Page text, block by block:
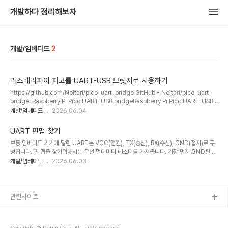
개발하다 정리해보자
개발/임베디드 2
라즈베리파이 피코를 UART-USB 브릿지로 사용하기
https://github.com/Noltari/pico-uart-bridge GitHub - Noltari/pico-uart-
bridge: Raspberry Pi Pico UART-USB bridgeRaspberry Pi Pico UART-USB
bridge. Contribute to Noltari/pico-uart-bridge development by creating
으로 USB 브릿지를 사용하는 것이 있다.근데 보통 전용 하드웨어를 구입해야 하는 경우가
있는데 가지고 있는 라즈베리파이피코가 있으면 위의 저장소의 펌웨어를 설치하면 USB브
릿지로 사용할 수 있다. 우선 가지고 있는 라즈베피라이 피코의..
개발/임베디드 2026.06.04
UART 핀맵 찾기
보통 임베디드 기기에 달린 UART는 VCC(전원), TX(송신), RX(수신), GND(접지)로 구
성됩니다. 핀 맵을 찾기위해서는 우선 멀티미터 테스터를 가져옵니다. 가장 먼저 GND핀을
먼저 찾아야합니다.멀티미터를 통전 확인 모드로 놓고, 보드의 전원이 들어오는 쪽에 있는
있습니다.그 핀이 VCC입니다. TX, RX는 거꾸로 연결해도 큰 문제가 발생하지 않기 때문에
개발/임베디드 2026.06.03
관련사이트